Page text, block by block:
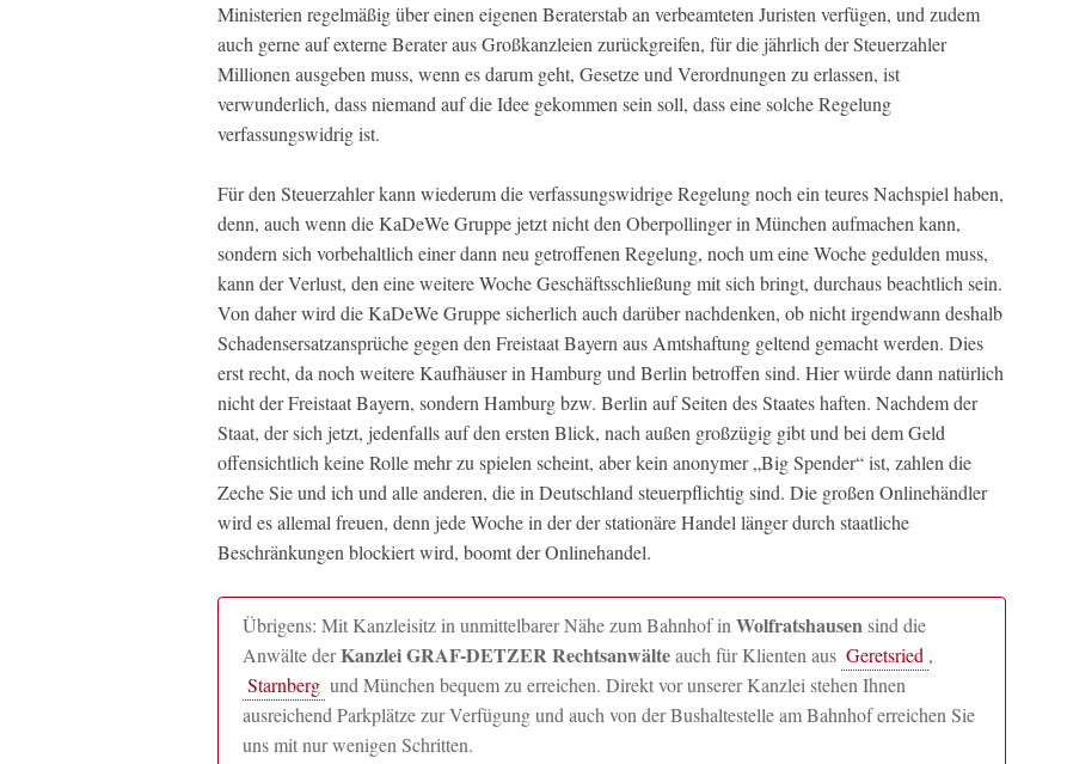
Ministerien regelmäßig über einen eigenen Beraterstab an verbeamteten Juristen verfügen, und zudem
auch gerne auf externe Berater aus Großkanzleien zurückgreifen, für die jährlich der Steuerzahler
Millionen ausgeben muss, wenn es darum geht, Gesetze und Verordnungen zu erlassen, ist
verwunderlich, dass niemand auf die Idee gekommen sein soll, dass eine solche Regelung
verfassungswidrig ist.
Für den Steuerzahler kann wiederum die verfassungswidrige Regelung noch ein teures Nachspiel haben,
denn, auch wenn die KaDeWe Gruppe jetzt nicht den Oberpollinger in München aufmachen kann,
sondern sich vorbehaltlich einer dann neu getroffenen Regelung, noch um eine Woche gedulden muss,
kann der Verlust, den eine weitere Woche Geschäftsschließung mit sich bringt, durchaus beachtlich sein.
Von daher wird die KaDeWe Gruppe sicherlich auch darüber nachdenken, ob nicht irgendwann deshalb
Schadensersatzansprüche gegen den Freistaat Bayern aus Amtshaftung geltend gemacht werden. Dies
erst recht, da noch weitere Kaufhäuser in Hamburg und Berlin betroffen sind. Hier würde dann natürlich
nicht der Freistaat Bayern, sondern Hamburg bzw. Berlin auf Seiten des Staates haften. Nachdem der
Staat, der sich jetzt, jedenfalls auf den ersten Blick, nach außen großzügig gibt und bei dem Geld
offensichtlich keine Rolle mehr zu spielen scheint, aber kein anonymer „Big Spender“ ist, zahlen die
Zeche Sie und ich und alle anderen, die in Deutschland steuerpflichtig sind. Die großen Onlinehändler
wird es allemal freuen, denn jede Woche in der der stationäre Handel länger durch staatliche
Beschränkungen blockiert wird, boomt der Onlinehandel.
Übrigens: Mit Kanzleisitz in unmittelbarer Nähe zum Bahnhof in Wolfratshausensind die
Anwälte derKanzlei GRAF-DETZER Rechtsanwälteauch für Klienten aus Geretsried ,
Starnberg und München bequem zu erreichen. Direkt vor unserer Kanzlei stehen Ihnen
ausreichend Parkplätze zur Verfügung und auch von der Bushaltestelle am Bahnhof erreichen Sie
uns mit nur wenigen Schritten.